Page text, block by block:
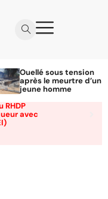
Ouellé sous tension
après le meurtre d’un
jeune homme
avec